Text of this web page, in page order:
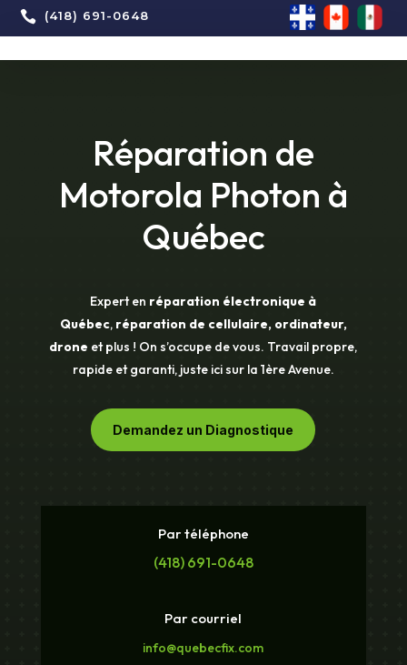
 (418) 691-0648
Réparation de
Motorola Photon à
Québec
Expert en réparation électronique à
Québec, réparation de cellulaire, ordinateur,
drone et plus ! On s’occupe de vous. Travail propre,
rapide et garanti, juste ici sur la 1ère Avenue.
Demandez un Diagnostique
Par téléphone
(418) 691-0648
Par courriel
info@quebecfix.com